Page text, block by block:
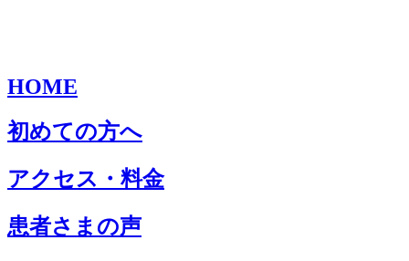
HOME
初めての方へ
アクセス・料金
患者さまの声